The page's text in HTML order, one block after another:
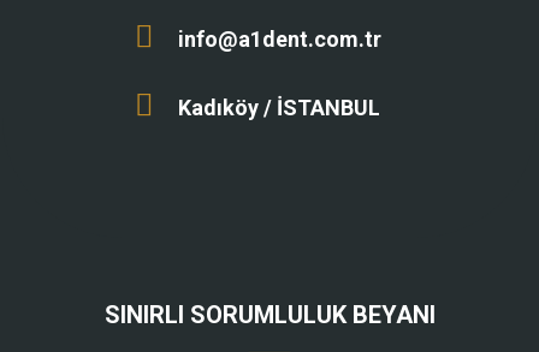
info@a1dent.com.tr
Kadıköy / İSTANBUL
SINIRLI SORUMLULUK BEYANI